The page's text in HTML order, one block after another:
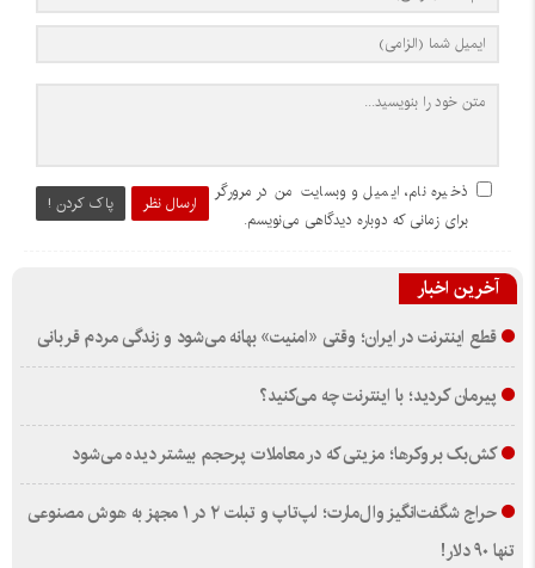
ارسال نظر پاک کردن !
ذخیره نام، ایمیل و وبسایت من در مرورگر
برای زمانی که دوباره دیدگاهی می‌نویسم.
آخرین اخبار
قطع اینترنت در ایران؛ وقتی «امنیت» بهانه می‌شود و زندگی مردم قربانی
پیرمان کردید؛ با اینترنت چه می‌کنید؟
کش‌بک بروکرها؛ مزیتی که در معاملات پرحجم بیشتر دیده می‌شود
حراج شگفت‌انگیز وال‌مارت؛ لپ‌تاپ و تبلت ۲ در ۱ مجهز به هوش مصنوعی
تنها ۹۰ دلار!